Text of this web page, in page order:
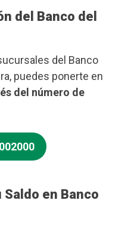
del Banco del
del Banco
puedes ponerte en
del número de
en Banco